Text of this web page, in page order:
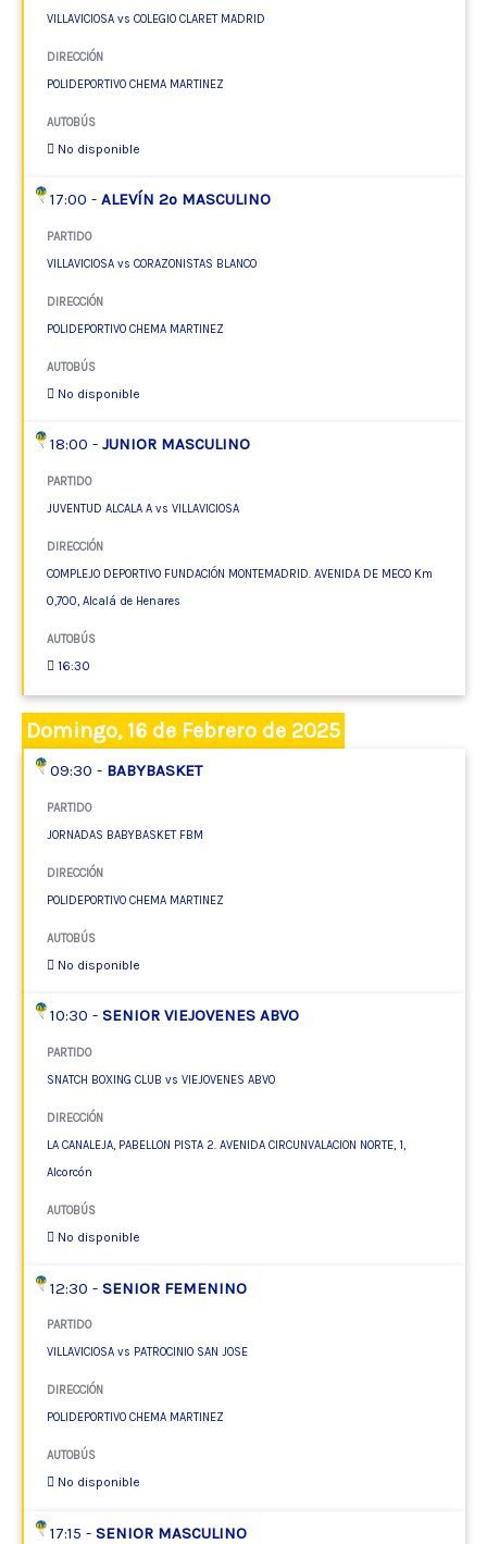
VILLAVICIOSA vs COLEGIO CLARET MADRID
DIRECCIÓN
POLIDEPORTIVO CHEMA MARTINEZ
AUTOBÚS
No disponible
17:00 - ALEVÍN 2º MASCULINO
PARTIDO
VILLAVICIOSA vs CORAZONISTAS BLANCO
DIRECCIÓN
POLIDEPORTIVO CHEMA MARTINEZ
AUTOBÚS
No disponible
18:00 - JUNIOR MASCULINO
PARTIDO
JUVENTUD ALCALA A vs VILLAVICIOSA
DIRECCIÓN
COMPLEJO DEPORTIVO FUNDACIÓN MONTEMADRID. AVENIDA DE MECO Km
0,700, Alcalá de Henares
AUTOBÚS
16:30
Domingo, 16 de Febrero de 2025
09:30 - BABYBASKET
PARTIDO
JORNADAS BABYBASKET FBM
DIRECCIÓN
POLIDEPORTIVO CHEMA MARTINEZ
AUTOBÚS
No disponible
10:30 - SENIOR VIEJOVENES ABVO
PARTIDO
SNATCH BOXING CLUB vs VIEJOVENES ABVO
DIRECCIÓN
LA CANALEJA, PABELLON PISTA 2. AVENIDA CIRCUNVALACION NORTE, 1,
Alcorcón
AUTOBÚS
No disponible
12:30 - SENIOR FEMENINO
PARTIDO
VILLAVICIOSA vs PATROCINIO SAN JOSE
DIRECCIÓN
POLIDEPORTIVO CHEMA MARTINEZ
AUTOBÚS
No disponible
17:15 - SENIOR MASCULINO